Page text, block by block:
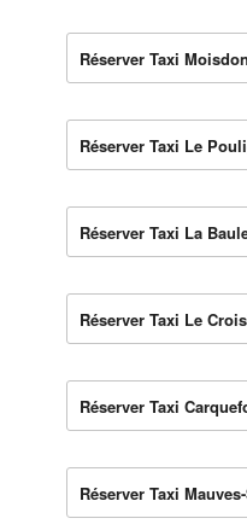
Réserver Taxi
Réserver Taxi Le
Réserver Taxi La
Réserver Taxi Le
Réserver Taxi
Réserver Taxi